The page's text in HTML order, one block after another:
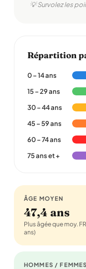
💡 Survolez les
Répartition
0 – 14 ans
15 – 29 ans
30 – 44 ans
45 – 59 ans
60 – 74 ans
75 ans et +
ÂGE MOYEN
47,4 ans
Plus âgée que moy.
ans)
HOMMES / FEMMES